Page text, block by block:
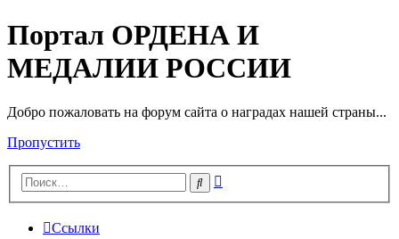
Портал ОРДЕНА И
МЕДАЛИИ РОССИИ
Добро пожаловать на форум сайта о наградах нашей страны...
Пропустить
Поиск
Ссылки